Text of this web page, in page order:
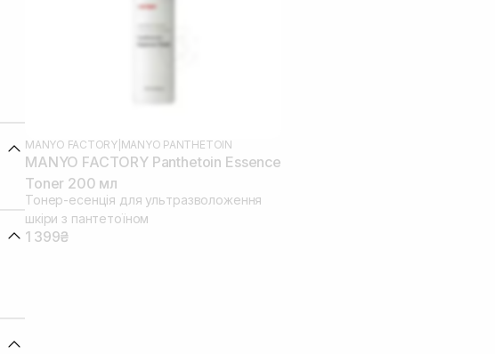
MANYO FACTORY| MANYO PANTHETOIN
MANYO FACTORY Panthetoin Essence
Toner 200 мл
Тонер-есенція для ультразволоження
шкіри з пантетоїном
1 399₴